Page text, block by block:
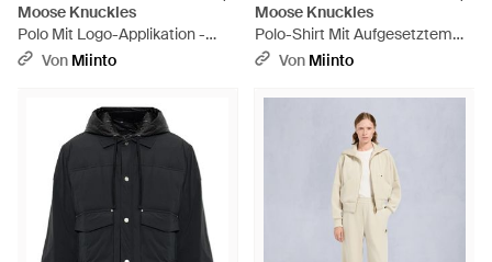
Moose Knuckles
Polo Mit Logo-Applikation -
Natur
Von Miinto
Moose Knuckles
Polo-Shirt Mit Aufgesetztem
Logo - Schwarz
Von Miinto